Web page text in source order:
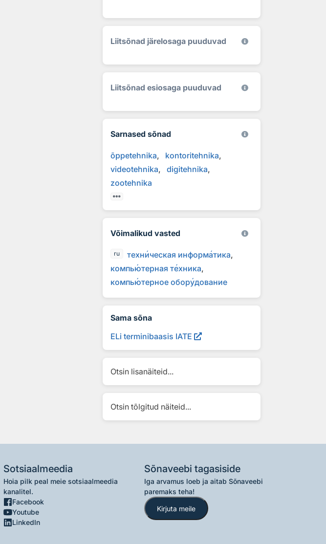
Liitsõnad järelosaga puuduvad
Liitsõnad esiosaga puuduvad
Sarnased sõnad
õppetehnika
kontoritehnika
videotehnika
digitehnika
zootehnika
Võimalikud vasted
ru техническая информатика
компьютерная техника
компьютерное оборудование
Sama sõna
ELi terminibaasis IATE
Otsin lisanäiteid...
Otsin tõlgitud näiteid...
Sotsiaalmeedia
Hoia pilk peal meie sotsiaalmeedia
kanalitel.
Facebook
Youtube
LinkedIn
Sõnaveebi tagasiside
Iga arvamus loeb ja aitab Sõnaveebi
paremaks teha!
Kirjuta meile